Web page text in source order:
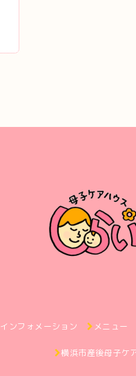
インフォメーション メニュー
横浜市産後母子ケ